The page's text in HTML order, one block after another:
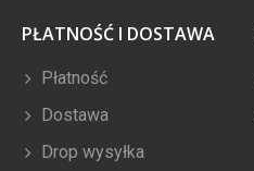
PŁATNOŚĆ I DOSTAWA
Płatność
Dostawa
Drop wysyłka